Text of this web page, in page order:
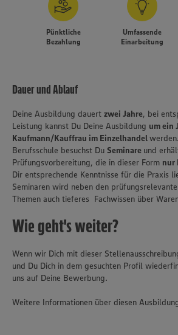
ein bestmögliches Nutzungserlebnis
Pünktliche
Bezahlung
Umfassende
Einarbeitung
Dauer und Ablauf
Deine Ausbildung dauert zwei Jahre, bei
Leistung kannst Du Deine Ausbildung um ein
Kaufmann/Kauffrau im Einzelhandel
Berufsschule besuchst Du Seminare und
Prüfungsvorbereitung, die in dieser Form nur
Dir entsprechende Kenntnisse für die Praxis
Seminaren wird neben den
Themen auch tieferes Fachwissen über
Wie geht's weiter?
Wenn wir Dich mit dieser
und Du Dich in dem gesuchten Profil
uns auf Deine Bewerbung.
Weitere Informationen über diesen